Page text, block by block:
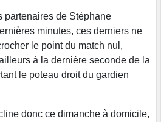
partenaires de Stéphane
minutes, ces derniers ne
le point du match nul,
à la dernière seconde de la
le poteau droit du gardien
donc ce dimanche à domicile,